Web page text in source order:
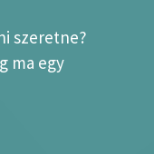
szeretne?
ma egy